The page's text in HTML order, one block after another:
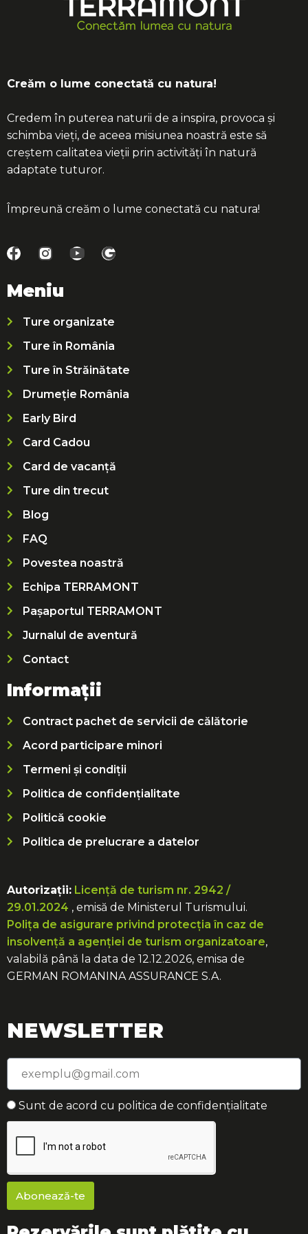
Creăm o lume conectată cu natura!
Credem în puterea naturii de a inspira, provoca și
schimba vieți, de aceea misiunea noastră este să
creștem calitatea vieții prin activități în natură
adaptate tuturor.
Împreună creăm o lume conectată cu natura!
Meniu
Ture organizate
Ture în România
Ture în Străinătate
Drumeție România
Early Bird
Card Cadou
Card de vacanță
Ture din trecut
Blog
FAQ
Povestea noastră
Echipa TERRAMONT
Pașaportul TERRAMONT
Jurnalul de aventură
Contact
Informații
Contract pachet de servicii de călătorie
Acord participare minori
Termeni și condiții
Politica de confidențialitate
Politică cookie
Politica de prelucrare a datelor
Autorizații: Licență de turism nr. 2942 /
29.01.2024 , emisă de Ministerul Turismului.
Polița de asigurare privind protecția în caz de
insolvență a agenției de turism organizatoare,
valabilă până la data de 12.12.2026, emisa de
GERMAN ROMANINA ASSURANCE S.A.
NEWSLETTER
Sunt de acord cu politica de confidențialitate
Abonează-te